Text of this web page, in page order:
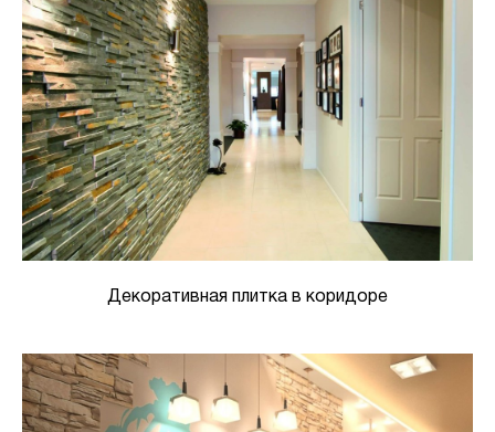
Декоративная плитка в коридоре